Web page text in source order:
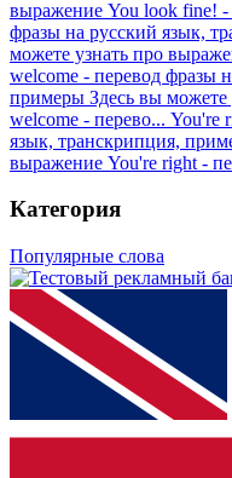
выражение You look fine! -
фразы на русский язык,
можете узнать про
welcome - перевод фразы
примеры Здесь вы
welcome - перево... You're
язык, транскрипция,
выражение You're right -
Категория
Популярные слова